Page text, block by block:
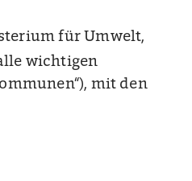
für Umwelt,
wichtigen
mit den